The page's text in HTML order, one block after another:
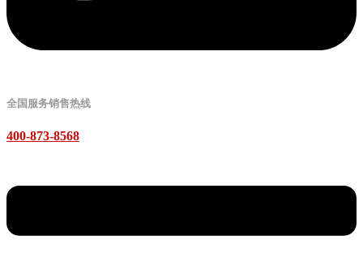
全国服务销售热线
400-873-8568